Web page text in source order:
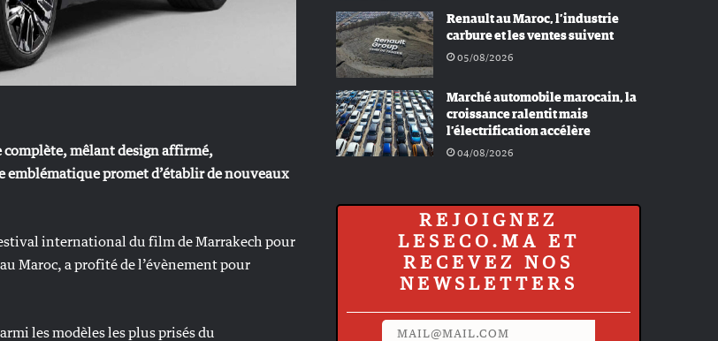
complète, mêlant design affirmé,
promet d’établir de nouveaux
international du film de Marrakech pour
Maroc, a profité de l’évènement pour
les modèles les plus prisés du
Renault au Maroc, l’industrie
carbure et les ventes suivent
05/08/2026
Marché automobile marocain, la
croissance ralentit mais
l’électrification accélère
04/08/2026
REJOIGNEZ
LESECO.MA ET
RECEVEZ NOS
NEWSLETTERS